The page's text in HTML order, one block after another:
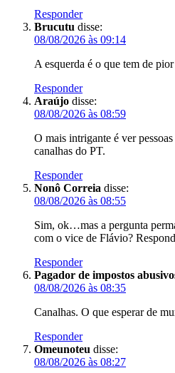
Responder
Brucutu disse:
08/08/2026 às 09:14
A esquerda é o que tem de
Responder
Araújo disse:
08/08/2026 às 08:59
O mais intrigante é ver
canalhas do PT.
Responder
Nonô Correia disse:
08/08/2026 às 08:55
Sim, ok…mas a pergunta
com o vice de Flávio?
Responder
Pagador de impostos
08/08/2026 às 08:35
Canalhas. O que esperar de
Responder
Omeunoteu disse:
08/08/2026 às 08:27